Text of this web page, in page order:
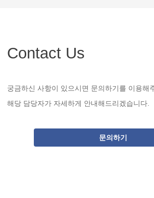
Contact Us
궁금하신 사항이 있으시면 문의하기를 이용해
해당 담당자가 자세하게 안내해드리겠습니다.
문의하기